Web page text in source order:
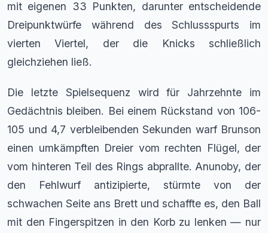
mit eigenen 33 Punkten, darunter entscheidende
Dreipunktwürfe während des Schlussspurts im
vierten Viertel, der die Knicks schließlich
gleichziehen ließ.
Die letzte Spielsequenz wird für Jahrzehnte im
Gedächtnis bleiben. Bei einem Rückstand von 106-
105 und 4,7 verbleibenden Sekunden warf Brunson
einen umkämpften Dreier vom rechten Flügel, der
vom hinteren Teil des Rings abprallte. Anunoby, der
den Fehlwurf antizipierte, stürmte von der
schwachen Seite ans Brett und schaffte es, den Ball
mit den Fingerspitzen in den Korb zu lenken — nur